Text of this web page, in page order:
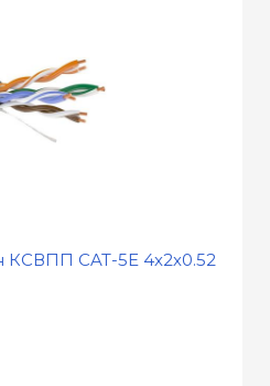
CAT-5E 4х2х0.52